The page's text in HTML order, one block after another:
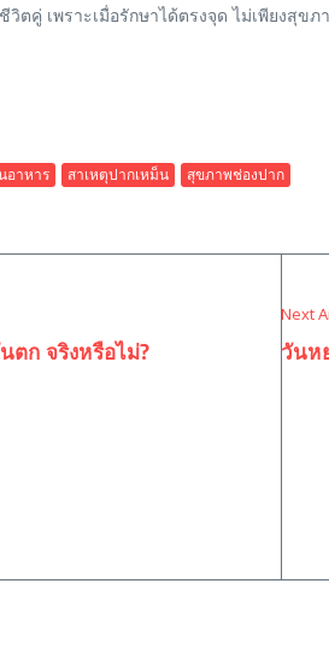
คู่ เพราะเมื่อรักษาได้ตรงจุด ไม่เพียงสุ
อาหาร สาเหตุปากเหม็น สุขภาพช่องปาก
ตก จริงหรือไม่?
Next
วันห